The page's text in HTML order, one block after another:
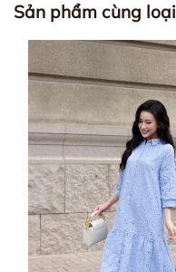
Sản phẩm cùng loại